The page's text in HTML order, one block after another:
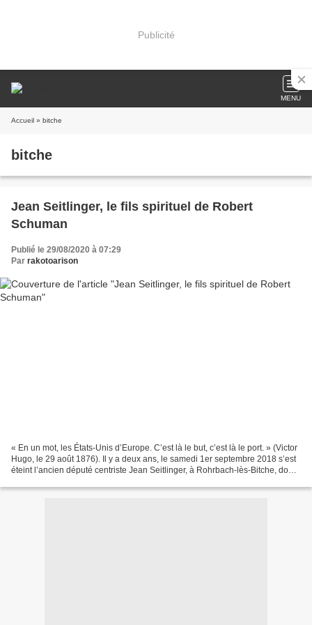
Publicité
MENU
Accueil » bitche
bitche
Jean Seitlinger, le fils spirituel de Robert
Schuman
Publié le 29/08/2020 à 07:29
Par rakotoarison
« En un mot, les États-Unis d’Europe. C’est là le but, c’est là le port. » (Victor
Hugo, le 29 août 1876). Il y a deux ans, le samedi 1er septembre 2018 s’est
éteint l’ancien député centriste Jean Seitlinger, à Rohrbach-lès-Bitche, dont